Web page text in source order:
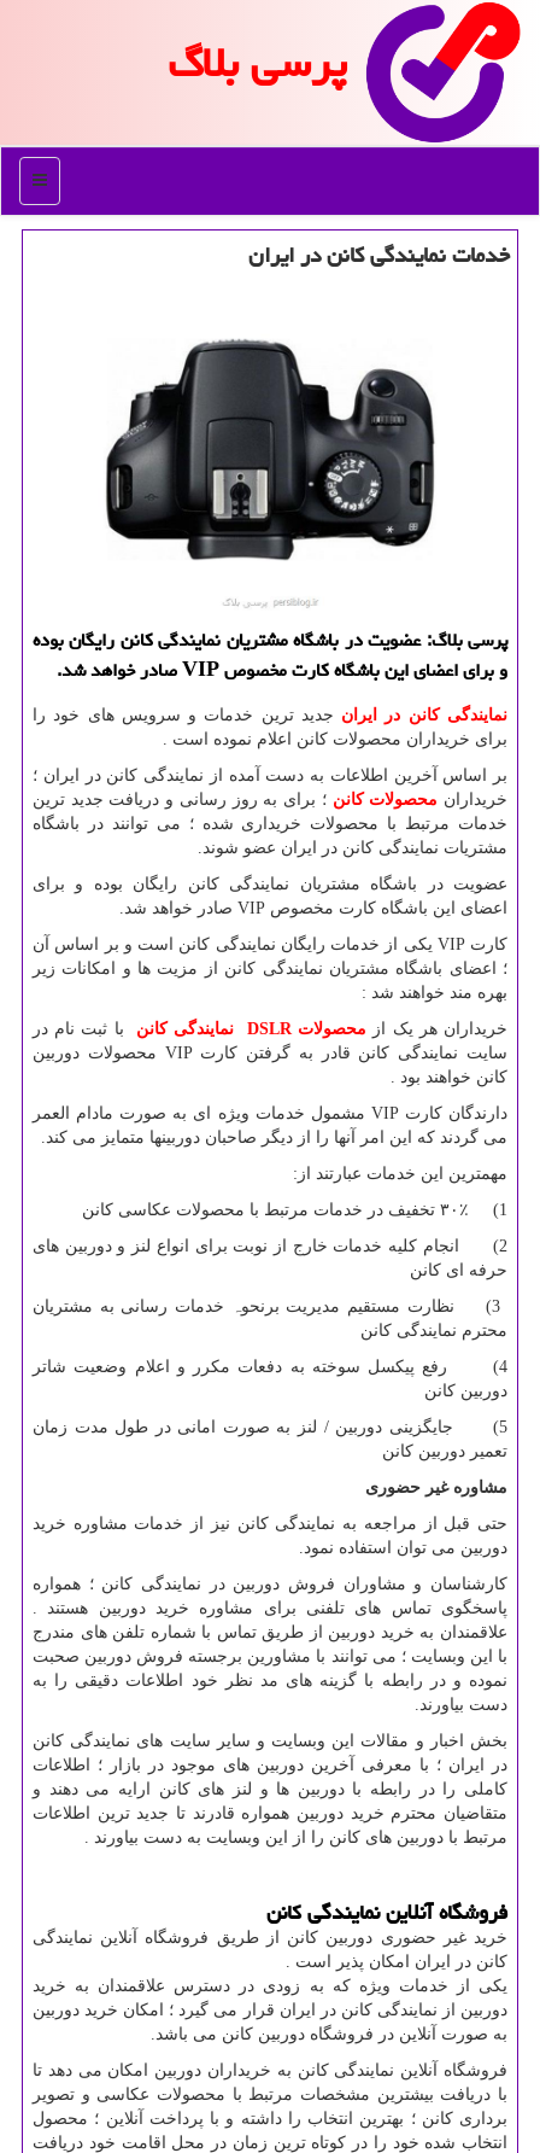
پرسی بلاگ
منو
خدمات نمایندگی كانن در ایران
پرسی بلاگ: عضویت در باشگاه مشتریان نمایندگی كانن رایگان بوده
و برای اعضای این باشگاه كارت مخصوص VIP صادر خواهد شد.
نمایندگی کانن در ایران جدید ترین خدمات و سرویس های خود را
برای خریداران محصولات کانن اعلام نموده است .
بر اساس آخرین اطلاعات به دست آمده از نمایندگی کانن در ایران ؛
خریداران محصولات کانن ؛ برای به روز رسانی و دریافت جدید ترین
خدمات مرتبط با محصولات خریداری شده ؛ می توانند در باشگاه
مشتریات نمایندگی کانن در ایران عضو شوند.
عضویت در باشگاه مشتریان نمایندگی کانن رایگان بوده و برای
اعضای این باشگاه کارت مخصوص VIP صادر خواهد شد.
کارتVIP یکی از خدمات رایگان نمایندگی کانن است و بر اساس آن
؛ اعضای باشگاه مشتریان نمایندگی کانن از مزیت ها و امکانات زیر
بهره مند خواهند شد :
خریداران هر یک از محصولات DSLR نمایندگی کانن با ثبت نام در
سایت نمایندگی کانن قادر به گرفتن کارتVIP محصولات دوربین
کانن خواهند بود .
دارندگان کارتVIP مشمول خدمات ویژه ای به صورت مادام العمر
می گردند که این امر آنها را از دیگر صاحبان دوربینها متمایز می کند.
مهمترین این خدمات عبارتند از:
1) ۳۰٪ تخفیف در خدمات مرتبط با محصولات عکاسی کانن
2) انجام کلیه خدمات خارج از نوبت برای انواع لنز و دوربین های
حرفه ای کانن
3) نظارت مستقیم مدیریت برنحوہ خدمات رسانی به مشتریان
محترم نمایندگی کانن
4) رفع پیکسل سوخته به دفعات مکرر و اعلام وضعیت شاتر
دوربین کانن
5) جایگزینی دوربین / لنز به صورت امانی در طول مدت زمان
تعمیر دوربین کانن
مشاوره غیر حضوری
حتی قبل از مراجعه به نمایندگی کانن نیز از خدمات مشاوره خرید
دوربین می توان استفاده نمود.
کارشناسان و مشاوران فروش دوربین در نمایندگی کانن ؛ همواره
پاسخگوی تماس های تلفنی برای مشاوره خرید دوربین هستند .
علاقمندان به خرید دوربین از طریق تماس با شماره تلفن های مندرج
با این وبسایت ؛ می توانند با مشاورین برجسته فروش دوربین صحبت
نموده و در رابطه با گزینه های مد نظر خود اطلاعات دقیقی را به
دست بیاورند.
بخش اخبار و مقالات این وبسایت و سایر سایت های نمایندگی کانن
در ایران ؛ با معرفی آخرین دوربین های موجود در بازار ؛ اطلاعات
کاملی را در رابطه با دوربین ها و لنز های کانن ارایه می دهند و
متقاضیان محترم خرید دوربین همواره قادرند تا جدید ترین اطلاعات
مرتبط با دوربین های کانن را از این وبسایت به دست بیاورند .
فروشگاه آنلاین نمایندگی کانن
خرید غیر حضوری دوربین کانن از طریق فروشگاه آنلاین نمایندگی
کانن در ایران امکان پذیر است .
یکی از خدمات ویژه که به زودی در دسترس علاقمندان به خرید
دوربین از نمایندگی کانن در ایران قرار می گیرد ؛ امکان خرید دوربین
به صورت آنلاین در فروشگاه دوربین کانن می باشد.
فروشگاه آنلاین نمایندگی کانن به خریداران دوربین امکان می دهد تا
با دریافت بیشترین مشخصات مرتبط با محصولات عکاسی و تصویر
برداری کانن ؛ بهترین انتخاب را داشته و با پرداخت آنلاین ؛ محصول
انتخاب شده خود را در کوتاه ترین زمان در محل اقامت خود دریافت